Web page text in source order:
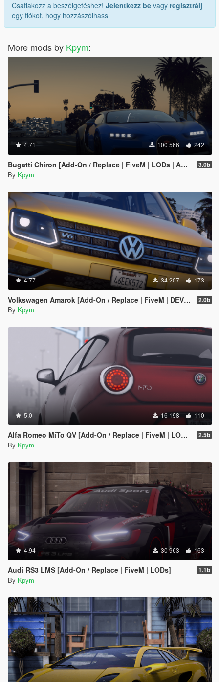
Csatlakozz a beszélgetéshez! Jelentkezz be vagy regisztrálj
egy fiókot, hogy hozzászólhass.
More mods by Kpym:
4.71 100 566 242
Bugatti Chiron [Add-On / Replace | FiveM | LODs | Auto Spoiler] 3.0b
By Kpym
4.77 34 207 173
Volkswagen Amarok [Add-On / Replace | FiveM | DEV | Lods] 2.0b
By Kpym
5.0 16 198 110
Alfa Romeo MiTo QV [Add-On / Replace | FiveM | LODs] 2.5b
By Kpym
4.94 30 963 163
Audi RS3 LMS [Add-On / Replace | FiveM | LODs] 1.1b
By Kpym